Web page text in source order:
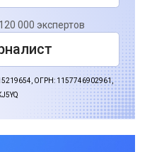
000 экспертов
ОГРН: 1157746902961,